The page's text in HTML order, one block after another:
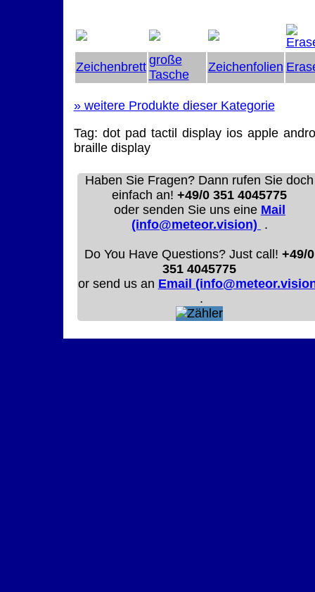
Zeichenbrett große
Tasche
Zeichenfolien
»weitere Produkte dieser Kategorie
Tag: dot pad tactil displayiosapple
braille display
Haben Sie Fragen? Dann rufen Sie doch
einfach an!+49/0 351 4045775
oder senden Sie uns eine Mail
(info@meteor.vision) .
Do You Have Questions? Just call!+49/0
351 4045775
or send us an Email
.